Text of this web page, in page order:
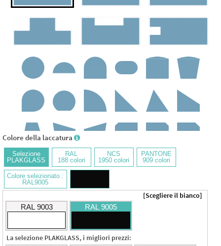
resistente del vetro standard. Scopri ora la nostra
ampia gamma di vetri laccati e fai il tuo preventivo
gratuito su misura.
+ Forma
Colore della laccatura
Selezione
PLAKGLASS
RAL
188 colori
NCS
1950 colori
PANTONE
909 colori
Colore selezionato :
RAL9005
[Scegliere il bianco]
RAL 9003 RAL 9005
La selezione PLAKGLASS, i migliori prezzi: